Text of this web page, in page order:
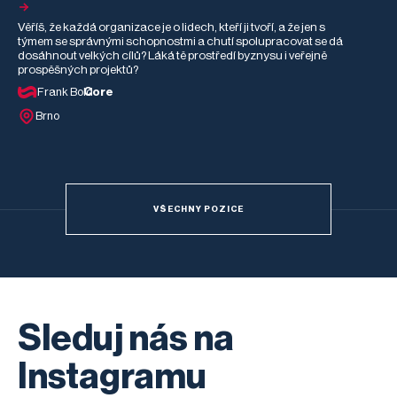
Frank BoldCore
Brno
Věříš, že každá organizace je o lidech, kteří ji tvoří, a že jen s
týmem se správnými schopnostmi a chutí spolupracovat se dá
dosáhnout velkých cílů? Láká tě prostředí byznysu i veřejně
prospěšných projektů?
VŠECHNY POZICE
Sleduj nás na
Instagramu